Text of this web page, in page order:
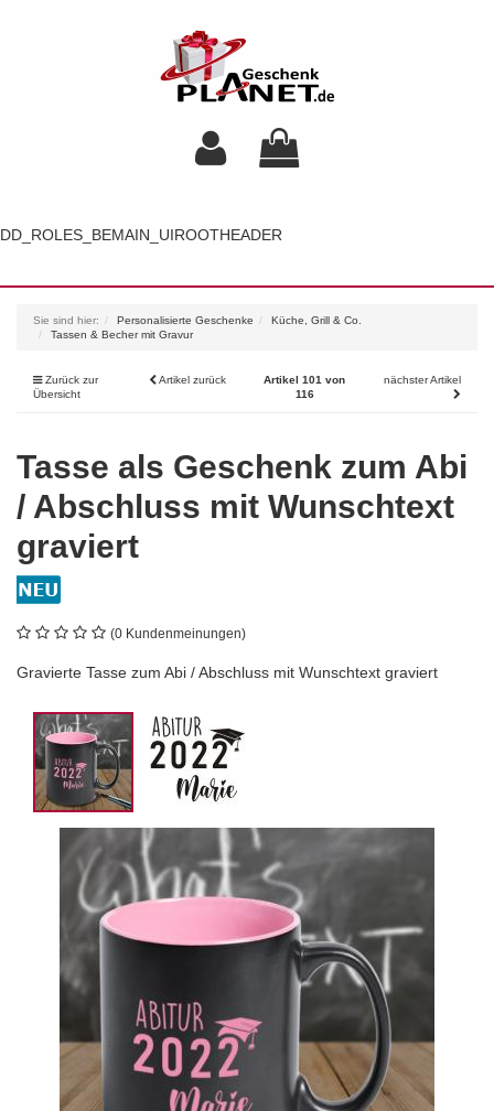
DD_ROLES_BEMAIN_UIROOTHEADER
Sie sind hier: Personalisierte Geschenke
Küche, Grill & Co.
Tassen & Becher mit Gravur
Zurück zur
Übersicht
Artikel zurück
Artikel 101 von
116
nächster Artikel
Tasse als Geschenk zum Abi
/ Abschluss mit Wunschtext
graviert
(0 Kundenmeinungen)
Gravierte Tasse zum Abi / Abschluss mit Wunschtext graviert